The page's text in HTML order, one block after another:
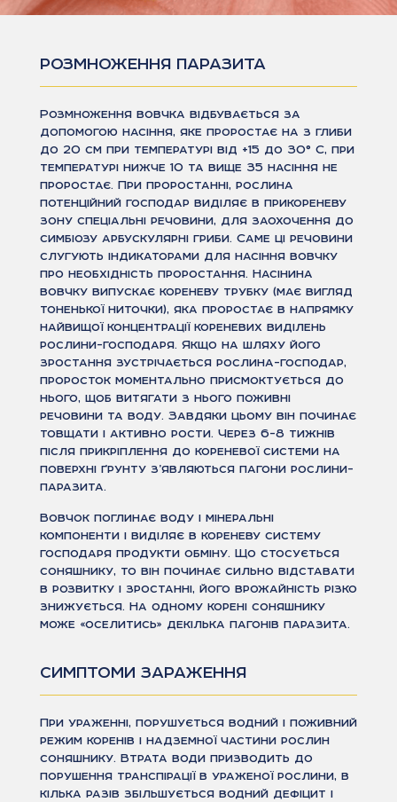
РОЗМНОЖЕННЯ ПАРАЗИТА
Розмноження вовчка відбувається за
допомогою насіння, яке проростає на з глиби
до 20 см при температурі від +15 до 30° С, при
температурі нижче 10 та вище 35 насіння не
проростає. При проростанні, рослина
потенційний господар виділяє в прикореневу
зону спеціальні речовини, для заохочення до
симбіозу арбускулярні гриби. Саме ці речовини
слугують індикаторами для насіння вовчку
про необхідність проростання. Насінина
вовчку випускає кореневу трубку (має вигляд
тоненької ниточки), яка проростає в напрямку
найвищої концентрації кореневих виділень
рослини-господаря. Якщо на шляху його
зростання зустрічається рослина-господар,
проросток моментально присмоктується до
нього, щоб витягати з нього поживні
речовини та воду. Завдяки цьому він починає
товщати і активно рости. Через 6-8 тижнів
після прикріплення до кореневої системи на
поверхні ґрунту з’являються пагони рослини-
паразита.
Вовчок поглинає воду і мінеральні
компоненти і виділяє в кореневу систему
господаря продукти обміну. Що стосується
соняшнику, то він починає сильно відставати
в розвитку і зростанні, його врожайність різко
знижується. На одному корені соняшнику
може «оселитись» декілька пагонів паразита.
СИМПТОМИ ЗАРАЖЕННЯ
При ураженні, порушується водний і поживний
режим коренів і надземної частини рослин
соняшнику. Втрата води призводить до
порушення транспірації в ураженої рослини, в
кілька разів збільшується водний дефіцит і